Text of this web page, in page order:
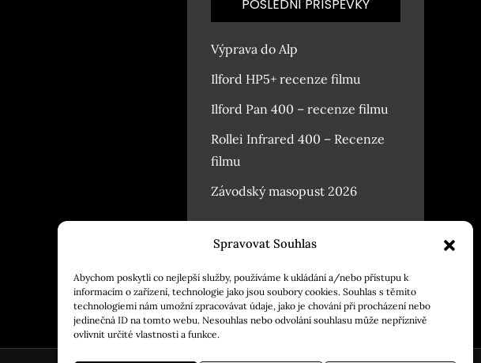
Spravovat Souhlas
Abychom poskytli co nejlepší služby, používáme k ukládání a/nebo přístupu k
informacím o zařízení, technologie jako jsou soubory cookies. Souhlas s těmito
technologiemi nám umožní zpracovávat údaje, jako je chování při procházení nebo
jedinečná ID na tomto webu. Nesouhlas nebo odvolání souhlasu může nepříznivě
ovlivnit určité vlastnosti a funkce.
POSLEDNÍ PŘÍSPĚVKY
Výprava do Alp
Ilford HP5+ recenze filmu
Ilford Pan 400 – recenze filmu
Rollei Infrared 400 – Recenze
filmu
Závodský masopust 2026